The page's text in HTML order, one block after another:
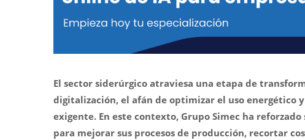
El sector siderúrgico atraviesa una etapa de
digitalización, el afán de optimizar el uso energético
exigente. En este contexto, Grupo Simec ha
para mejorar sus procesos de producción, recortar